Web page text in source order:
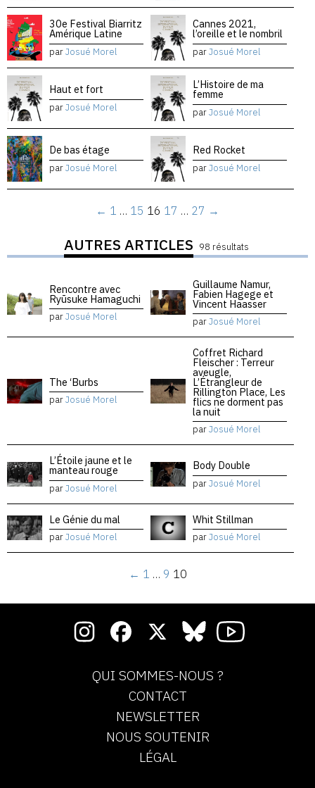
30e Festival Biarritz
Amérique Latine
parJosué Morel
Cannes 2021,
l’oreille et le nombril
parJosué Morel
Haut et fort
parJosué Morel
L’Histoire de ma
femme
parJosué Morel
De bas étage
parJosué Morel
Red Rocket
parJosué Morel
← 1 … 15 16 17 … 27 →
AUTRES ARTICLES 98 résultats
Rencontre avec
Ryūsuke Hamaguchi
parJosué Morel
Guillaume Namur,
Fabien Hagege et
Vincent Haasser
parJosué Morel
The ‘Burbs
parJosué Morel
Coffret Richard
Fleischer : Terreur
aveugle,
L’Étrangleur de
Rillington Place, Les
flics ne dorment pas
la nuit
parJosué Morel
L’Étoile jaune et le
manteau rouge
parJosué Morel
Body Double
parJosué Morel
Le Génie du mal
parJosué Morel
Whit Stillman
parJosué Morel
← 1 … 9 10
QUI SOMMES-NOUS ?
CONTACT
NEWSLETTER
NOUS SOUTENIR
LÉGAL